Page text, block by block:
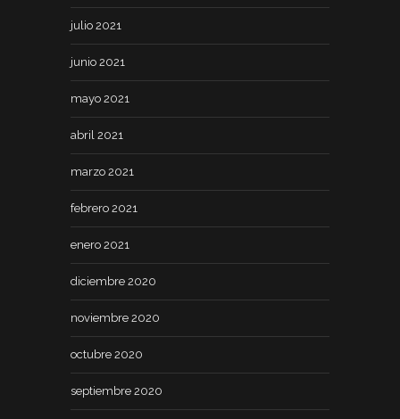
julio 2021
junio 2021
mayo 2021
abril 2021
marzo 2021
febrero 2021
enero 2021
diciembre 2020
noviembre 2020
octubre 2020
septiembre 2020